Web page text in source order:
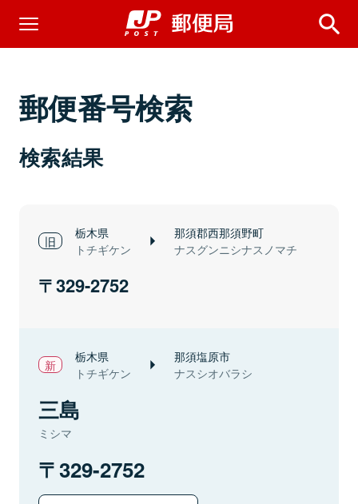
郵便番号検索
検索結果
栃木県
トチギケン
那須郡西那須野町
ナスグンニシナスノマチ
329-2752
栃木県
トチギケン
那須塩原市
ナスシオバラシ
三島
ミシマ
329-2752